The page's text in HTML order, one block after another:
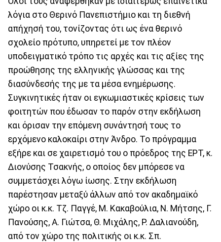
λόγια στο Θερινό Πανεπιστήμιο και τη διεθνή
απήχησή του, τονίζοντας ότι ως ένα θερινό
σχολείο πρότυπο, υπηρετεί με τον πλέον
υποδειγματικό τρόπο τις αρχές και τις αξίες της
προώθησης της ελληνικής γλώσσας και της
διασύνδεσής της με τα μέσα ενημέρωσης.
Συγκινητικές ήταν οι εγκωμιαστικές κρίσεις των
φοιτητών που έδωσαν το παρόν στην εκδήλωση
και όρισαν την επόμενη συνάντησή τους το
ερχόμενο καλοκαίρι στην Άνδρο. Το πρόγραμμα
εξήρε και σε χαιρετισμό του ο πρόεδρος της ΕΡΤ, κ.
Διονύσης Τσακνής, ο οποίος δεν μπόρεσε να
συμμετάσχει λόγω ίωσης. Στην εκδήλωση
παρέστησαν μεταξύ άλλων από τον ακαδημαϊκό
χώρο οι κ.κ. Τζ. Παγγέ, Μ. Κακαβούλια, Ν. Μήτσης, Γ.
Πανούσης, Α. Γιώτσα, Θ. Μιχάλης, Ρ. Δαλιανούδη,
από τον χώρο της πολιτικής οι κ.κ. Σπ.